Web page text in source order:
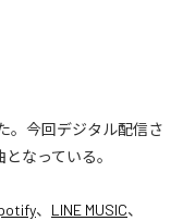
。今回デジタル配信さ
なっている。
、 LINE MUSIC、